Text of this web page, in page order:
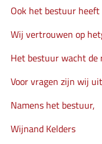
Ook het bestuur heeft
Wij vertrouwen op
Het bestuur wacht de
Voor vragen zijn wij
Namens het bestuur,
Wijnand Kelders